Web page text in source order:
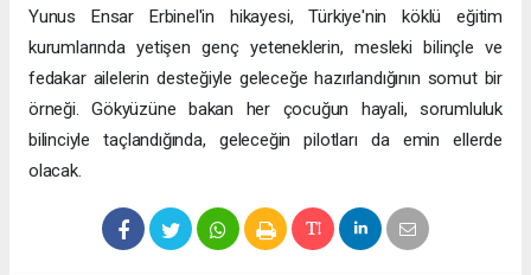
Yunus Ensar Erbinel'in hikayesi, Türkiye'nin köklü eğitim
kurumlarında yetişen genç yeteneklerin, mesleki bilinçle ve
fedakar ailelerin desteğiyle geleceğe hazırlandığının somut bir
örneği. Gökyüzüne bakan her çocuğun hayali, sorumluluk
bilinciyle taçlandığında, geleceğin pilotları da emin ellerde
olacak.